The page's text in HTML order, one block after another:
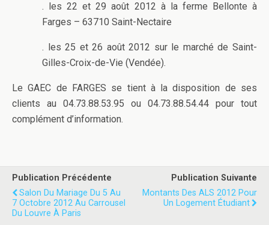
. les 22 et 29 août 2012 à la ferme Bellonte à
Farges – 63710 Saint-Nectaire
. les 25 et 26 août 2012 sur le marché de Saint-
Gilles-Croix-de-Vie (Vendée).
Le GAEC de FARGES se tient à la disposition de ses
clients au 04.73.88.53.95 ou 04.73.88.54.44 pour tout
complément d’information.
Publication Précédente
Salon Du Mariage Du 5 Au
7 Octobre 2012 Au Carrousel
Du Louvre À Paris
Publication Suivante
Montants Des ALS 2012 Pour
Un Logement Étudiant